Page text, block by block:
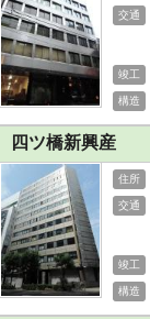
交通
竣工
構造
四ツ橋新興産
住所
交通
竣工
構造